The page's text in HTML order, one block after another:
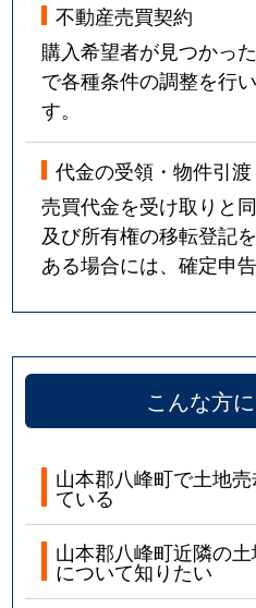
不動産売買契約
購入希望者が見つかっ
で各種条件の調整を行
す。
代金の受領・物件引渡
売買代金を受け取りと
及び所有権の移転登記
ある場合には、確定申
こんな方
山本郡八峰町で土地
ている
山本郡八峰町近隣の
について知りたい